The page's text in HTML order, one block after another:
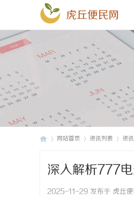
虎丘便民网
网站首页 资讯列表 资
深入解析777
2025-11-29 发布于 虎丘便